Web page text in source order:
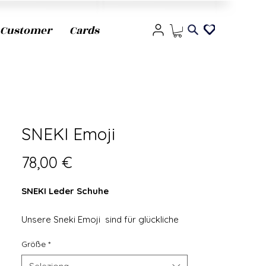
Customer Cards
SNEKI Emoji
78,00 €
SNEKI Leder Schuhe
Unsere Sneki Emoji sind für glückliche
gefertigten Sneaker sind nicht nur
stilvoll, sondern auch auf Komfort und
Größe *